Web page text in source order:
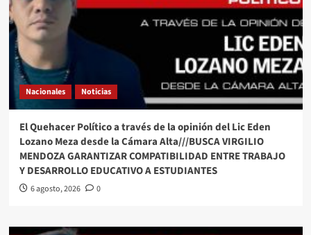
Nacionales Noticias
El Quehacer Político a través de la opinión del Lic Eden
Lozano Meza desde la Cámara Alta///BUSCA VIRGILIO
MENDOZA GARANTIZAR COMPATIBILIDAD ENTRE TRABAJO
Y DESARROLLO EDUCATIVO A ESTUDIANTES
6 agosto, 2026 0